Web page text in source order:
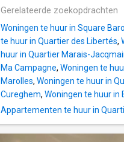
Gerelateerde zoekopdrachten
Woningen te huur in Square
te huur in Quartier des Libertés,
huur in Quartier Marais-
Ma Campagne, Woningen te
Marolles, Woningen te huur in
Cureghem, Woningen te huur in
Appartementen te huur in